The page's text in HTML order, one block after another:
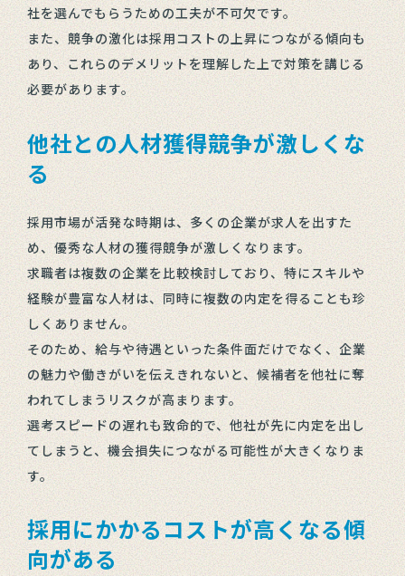
社を選んでもらうための工夫が不可欠です。
また、競争の激化は採用コストの上昇につながる傾向も
あり、これらのデメリットを理解した上で対策を講じる
必要があります。
他社との人材獲得競争が激しくな
る
採用市場が活発な時期は、多くの企業が求人を出すた
め、優秀な人材の獲得競争が激しくなります。
求職者は複数の企業を比較検討しており、特にスキルや
経験が豊富な人材は、同時に複数の内定を得ることも珍
しくありません。
そのため、給与や待遇といった条件面だけでなく、企業
の魅力や働きがいを伝えきれないと、候補者を他社に奪
われてしまうリスクが高まります。
選考スピードの遅れも致命的で、他社が先に内定を出し
てしまうと、機会損失につながる可能性が大きくなりま
す。
採用にかかるコストが高くなる傾
向がある